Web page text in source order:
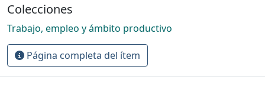
Colecciones
Trabajo, empleo y ámbito productivo
Página completa del ítem